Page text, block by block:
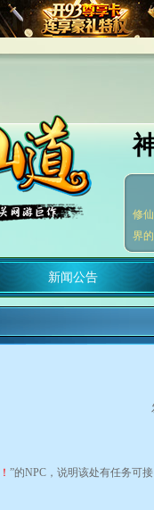
修
界
新闻公告
！ ”的NPC，说明该处有任务可